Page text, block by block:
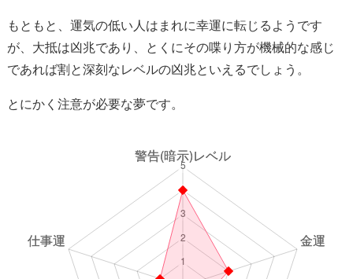
もともと、運気の低い人はまれに幸運に転じるようです
が、大抵は凶兆であり、とくにその喋り方が機械的な感じ
であれば割と深刻なレベルの凶兆といえるでしょう。
とにかく注意が必要な夢です。